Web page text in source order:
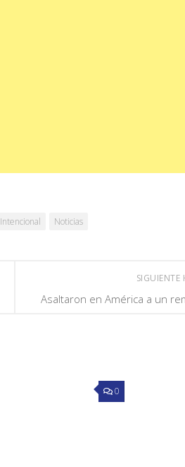
Intencional Noticias
SIGUIENTE
Asaltaron en América a un
0